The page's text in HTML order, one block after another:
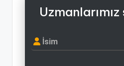
Uzmanlarımız
İsim